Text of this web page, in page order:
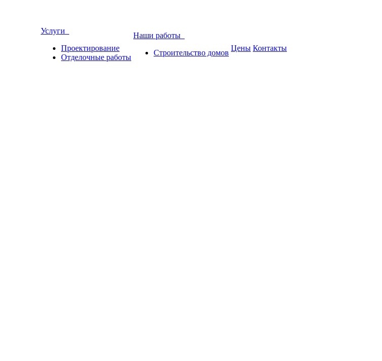
Услуги
Проектирование
Отделочные работы
Наши работы
Строительство домов
Цены Контакты